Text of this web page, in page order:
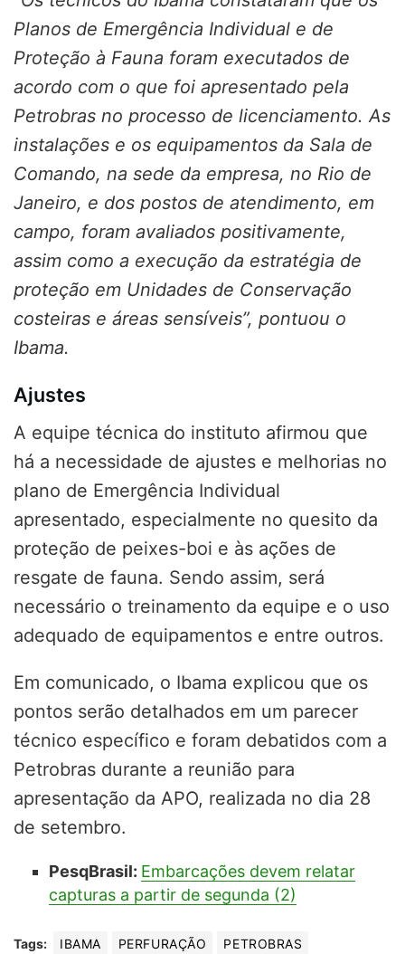
Planos de Emergência Individual e de
Proteção à Fauna foram executados de
acordo com o que foi apresentado pela
Petrobras no processo de licenciamento. As
instalações e os equipamentos da Sala de
Comando, na sede da empresa, no Rio de
Janeiro, e dos postos de atendimento, em
campo, foram avaliados positivamente,
assim como a execução da estratégia de
proteção em Unidades de Conservação
costeiras e áreas sensíveis”, pontuou o
Ibama.
Ajustes
A equipe técnica do instituto afirmou que
há a necessidade de ajustes e melhorias no
plano de Emergência Individual
apresentado, especialmente no quesito da
proteção de peixes-boi e às ações de
resgate de fauna. Sendo assim, será
necessário o treinamento da equipe e o uso
adequado de equipamentos e entre outros.
Em comunicado, o Ibama explicou que os
pontos serão detalhados em um parecer
técnico específico e foram debatidos com a
Petrobras durante a reunião para
apresentação da APO, realizada no dia 28
de setembro.
PesqBrasil: Embarcações devem relatar
capturas a partir de segunda (2)
Tags: IBAMA PERFURAÇÃO
PETROBRAS